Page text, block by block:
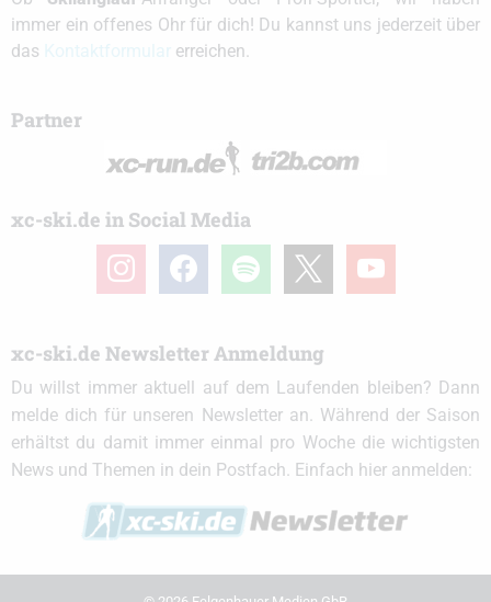
immer ein offenes Ohr für dich! Du kannst uns jederzeit über
das
erreichen.
Partner
xc-ski.de in Social Media
instagramfacebook spotify youtube
xc-ski.de Newsletter Anmeldung
Du willst immer aktuell auf dem Laufenden bleiben? Dann
melde dich für unseren Newsletter an. Während der Saison
erhältst du damit immer einmal pro Woche die wichtigsten
News und Themen in dein Postfach. Einfach hier anmelden: